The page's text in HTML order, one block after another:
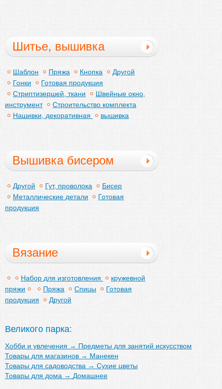
Шитье, вышивка
Шаблон Пряжа Кнопка
Другой
Гонки
Готовая продукция
Стриптизершей, ткани
Швейные окно,
инструмент
Строительство комплекта
Нашивки, декоративная
вышивка
Вышивка бисером
Другой Гут, проволока
Бисер
Металлические детали
Готовая
продукция
Вязание
Набор для изготовления
кружевной
пряжи
Пряжа Спицы
Готовая
продукция
Другой
Великого парка:
Хобби и увлечения → Предметы для занятий искусством
Товары для магазинов → Манекен
Товары для садоводства → Сухие цветы
Товары для дома → Домашнее